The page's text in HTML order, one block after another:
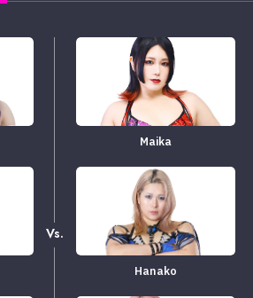
Vs.
Maika
Hanako